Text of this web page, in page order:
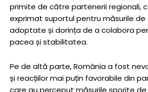
primite de către partenerii regionali,
exprimat suportul pentru măsurile
adoptate și dorința de a colabora
pacea și stabilitatea.
Pe de altă parte, România a fost
și reacțiilor mai puțin favorabile din
care au perceput măsurile sporite